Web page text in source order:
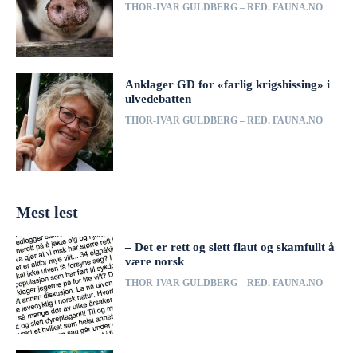
THOR-IVAR GULDBERG – RED. FAUNA.NO
Anklager GD for «farlig krigshissing» i
ulvedebatten
THOR-IVAR GULDBERG – RED. FAUNA.NO
Mest lest
– Det er rett og slett flaut og skamfullt å
være norsk
THOR-IVAR GULDBERG – RED. FAUNA.NO